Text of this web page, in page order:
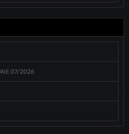
07/2026